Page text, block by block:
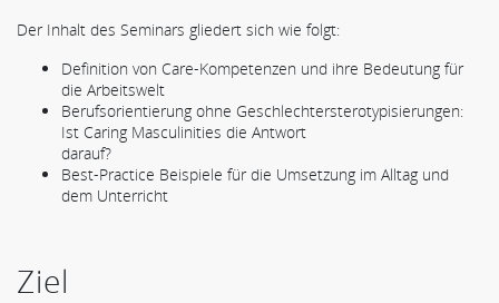
Der Inhalt des Seminars gliedert sich wie folgt:
Definition von Care-Kompetenzen und ihre Bedeutung für
die Arbeitswelt
Berufsorientierung ohne Geschlechtersterotypisierungen:
Ist Caring Masculinities die Antwort
darauf?
Best-Practice Beispiele für die Umsetzung im Alltag und
dem Unterricht
Ziel